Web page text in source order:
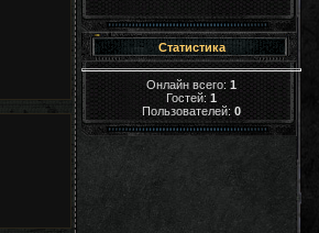
Статистика
Онлайн всего: 1
Гостей: 1
Пользователей: 0